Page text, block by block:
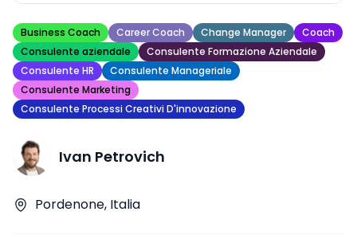
Business Coach Career Coach Change Manager
Coach
Consulente aziendale
Consulente Formazione Aziendale
Consulente HR
Consulente Manageriale
Consulente Marketing
Consulente Processi Creativi D'innovazione
Ivan Petrovich
Pordenone, Italia